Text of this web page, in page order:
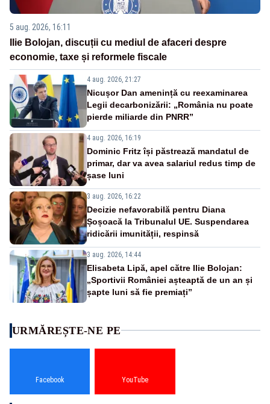
5 aug. 2026, 16:11
Ilie Bolojan, discuții cu mediul de afaceri despre
economie, taxe și reformele fiscale
4 aug. 2026, 21:27
Nicușor Dan amenință cu reexaminarea
Legii decarbonizării: „România nu poate
pierde miliarde din PNRR”
4 aug. 2026, 16:19
Dominic Fritz își păstrează mandatul de
primar, dar va avea salariul redus timp de
șase luni
3 aug. 2026, 16:22
Decizie nefavorabilă pentru Diana
Șoșoacă la Tribunalul UE. Suspendarea
ridicării imunității, respinsă
3 aug. 2026, 14:44
Elisabeta Lipă, apel către Ilie Bolojan:
„Sportivii României așteaptă de un an și
șapte luni să fie premiați”
URMĂREȘTE-NE PE
Facebook YouTube